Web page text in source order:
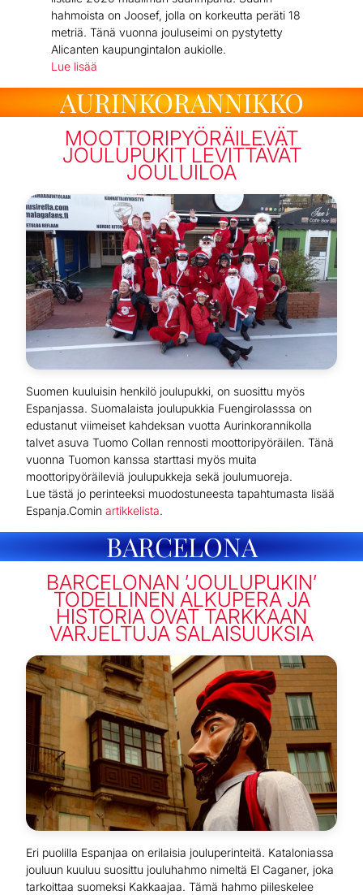
hahmoista on Joosef, jolla on korkeutta peräti 18
metriä. Tänä vuonna jouluseimi on pystytetty
Alicanten kaupungintalon aukiolle.
Lue lisää
AURINKORANNIKKO
MOOTTORIPYÖRÄILEVÄT
JOULUPUKIT LEVITTÄVÄT
JOULUILOA
Suomen kuuluisin henkilö joulupukki, on suosittu myös
Espanjassa. Suomalaista joulupukkia Fuengirolasssa on
edustanut viimeiset kahdeksan vuotta Aurinkorannikolla
talvet asuva Tuomo Collan rennosti moottoripyöräilen. Tänä
vuonna Tuomon kanssa starttasi myös muita
moottoripyöräileviä joulupukkeja sekä joulumuoreja.
Lue tästä jo perinteeksi muodostuneesta tapahtumasta lisää
Espanja.Comin artikkelista.
BARCELONA
BARCELONAN ’JOULUPUKIN’
TODELLINEN ALKUPERÄ JA
HISTORIA OVAT TARKKAAN
VARJELTUJA SALAISUUKSIA
Eri puolilla Espanjaa on erilaisia jouluperinteitä. Kataloniassa
jouluun kuuluu suosittu jouluhahmo nimeltä El Caganer, joka
tarkoittaa suomeksi Kakkaajaa. Tämä hahmo piileskelee